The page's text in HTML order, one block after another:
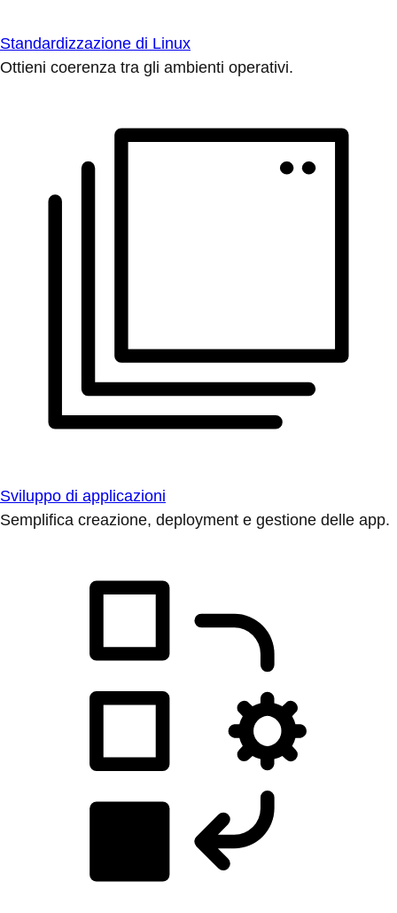
Standardizzazione di Linux
Ottieni coerenza tra gli ambienti operativi.
Sviluppo di applicazioni
Semplifica creazione, deployment e gestione delle app.